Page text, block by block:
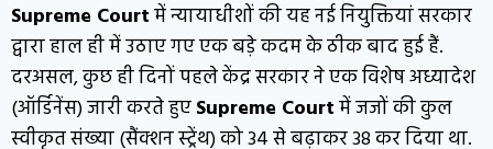
Supreme Courtमें न्यायाधीशों की यह नई नियुक्तियां सरकार
द्वारा हाल ही में उठाए गए एक बड़े कदम के ठीक बाद हुई हैं.
दरअसल, कुछ ही दिनों पहले केंद्र सरकार ने एक विशेष अध्यादेश
(ऑर्डिनेंस) जारी करते हुएSupreme Courtमें जजों की कुल
स्वीकृत संख्या (सैंक्शन स्ट्रेंथ) को 34 से बढ़ाकर 38 कर दिया था.